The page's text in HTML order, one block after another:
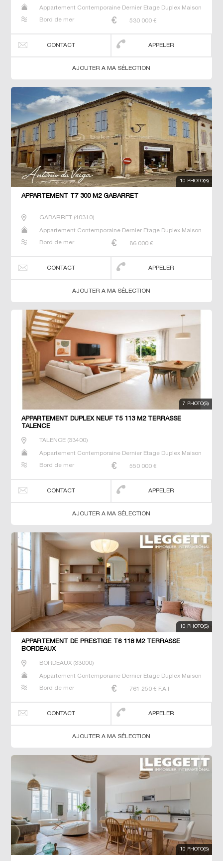
Appartement Contemporaine Dernier Etage Duplex Maison
Bord de mer
530 000 €
CONTACT APPELER
AJOUTER A MA SÉLECTION
10 PHOTO(S)
APPARTEMENT T7 300 M2 GABARRET
GABARRET(40310)
Appartement Contemporaine Dernier Etage Duplex Maison
Bord de mer
86 000 €
CONTACT APPELER
AJOUTER A MA SÉLECTION
7 PHOTO(S)
APPARTEMENT DUPLEX NEUF T5 113 M2 TERRASSE
TALENCE
TALENCE(33400)
Appartement Contemporaine Dernier Etage Duplex Maison
Bord de mer
550 000 €
CONTACT APPELER
AJOUTER A MA SÉLECTION
10 PHOTO(S)
APPARTEMENT DE PRESTIGE T6 118 M2 TERRASSE
BORDEAUX
BORDEAUX(33000)
Appartement Contemporaine Dernier Etage Duplex Maison
Bord de mer
761 250 € F.A.I
CONTACT APPELER
AJOUTER A MA SÉLECTION
10 PHOTO(S)